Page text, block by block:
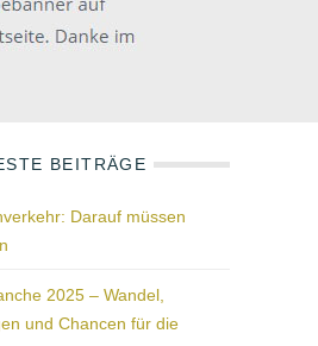
BEITRÄGE
Darauf müssen
2025 – Wandel,
und Chancen für die